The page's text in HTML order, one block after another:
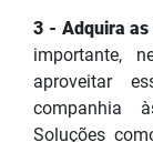
3 - Adquira
importante,
aproveitar
companhia
Soluções